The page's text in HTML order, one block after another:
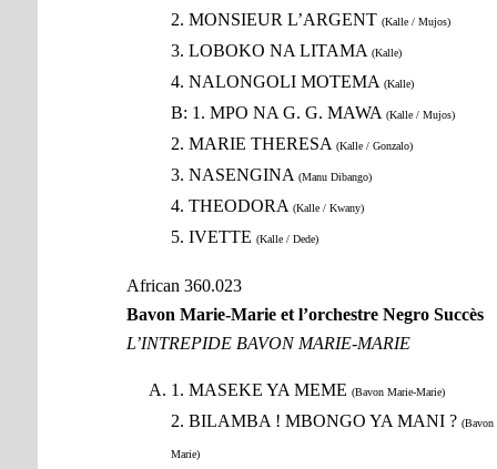
2. MONSIEUR L’ARGENT (Kalle / Mujos)
3. LOBOKO NA LITAMA (Kalle)
4. NALONGOLI MOTEMA (Kalle)
B: 1. MPO NA G. G. MAWA (Kalle / Mujos)
2. MARIE THERESA (Kalle / Gonzalo)
3. NASENGINA (Manu Dibango)
4. THEODORA (Kalle / Kwany)
5. IVETTE (Kalle / Dede)
African 360.023
Bavon Marie-Marie et l’orchestre Negro Succès
L’INTREPIDE BAVON MARIE-MARIE
1. MASEKE YA MEME (Bavon Marie-Marie)
2. BILAMBA ! MBONGO YA MANI ? (Bavon
Marie)